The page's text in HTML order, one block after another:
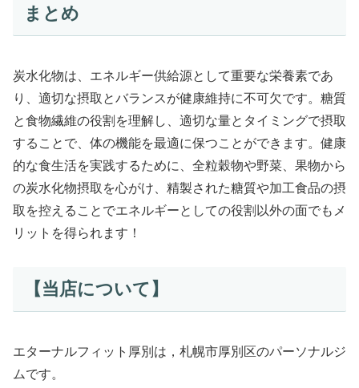
まとめ
炭水化物は、エネルギー供給源として重要な栄養素であ
り、適切な摂取とバランスが健康維持に不可欠です。糖質
と食物繊維の役割を理解し、適切な量とタイミングで摂取
することで、体の機能を最適に保つことができます。健康
的な食生活を実践するために、全粒穀物や野菜、果物から
の炭水化物摂取を心がけ、精製された糖質や加工食品の摂
取を控えることでエネルギーとしての役割以外の面でもメ
リットを得られます！
【当店について】
エターナルフィット厚別は，札幌市厚別区のパーソナルジ
ムです。